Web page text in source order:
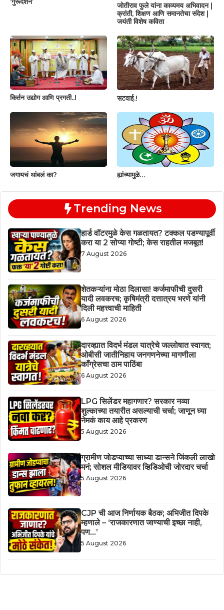
जोतीराव फुले यांना काव्यमय अभिवादन |
क्रांती, शिक्षण आणि समानतेचा संदेश |
जयंती विशेष कविता
किर्तन उद्योग आणि प्रगती..! सटवाई.!
जगायचं थांबलं का? ह्यांच्यामुळे…
Trending News
हार्ड वॉटरमुळे केस गळतायत? टक्कल पडण्यापूर्वी
करा या 2 सोप्या गोष्टी; केस राहतील मजबूत!
7 August 2026
शेतकऱ्यांना मोठा दिलासा! कर्जमाफीची दुसरी
यादी लवकरच; कृषिमंत्री दत्तात्रय भरणे यांनी
दिली महत्त्वाची माहिती
6 August 2026
दारव्ह्यात विदर्भ मंडल यात्रेचे जल्लोषात स्वागत;
ओबीसी जातीनिहाय जनगणनेच्या मागणीला
काँग्रेसचा ठाम पाठिंबा
6 August 2026
LPG सिलेंडर महागणार? सरकार नव्या
शुल्काच्या तयारीत असल्याची चर्चा; जाणून घ्या
नेमकं काय आहे प्रकरण
5 August 2026
ग्रामीण जोडप्याच्या साध्या डान्सने जिंकली लाखो
मनं; सोशल मीडियावर व्हिडिओची जोरदार चर्चा
5 August 2026
CJP ची आज निर्णायक बैठक; अभिजीत दिपके
म्हणाले – ‘राजकारणात जाण्याची इच्छा नाही,
पण…’
5 August 2026